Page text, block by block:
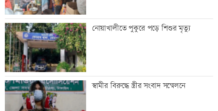
নোয়াখালীতে পুকুরে পড়ে শিশুর মৃত্যু
স্বামীর বিরুদ্ধে স্ত্রীর সংবাদ সম্মেলনে